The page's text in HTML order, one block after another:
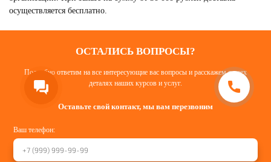
осуществляется бесплатно.
ОСТАЛИСЬ ВОПРОСЫ?
Подробно ответим на все интересующие вас вопросы и расскажем о всех
деталях наших курсов и услуг.
Оставьте свой контакт, мы вам перезвоним
Ваш телефон: